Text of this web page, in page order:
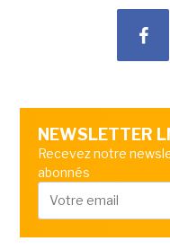
NEWSLETTER
Recevez notre
abonnés